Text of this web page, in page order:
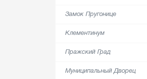
Замок Пругонице
Клементинум
Пражский Град
Муниципальный Дворец